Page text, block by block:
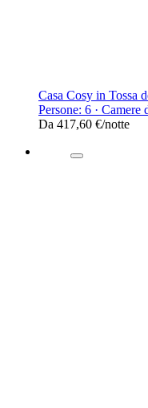
Casa Cosy in Tossa
Persone: 6 · Camere
Da 417,60 €/notte